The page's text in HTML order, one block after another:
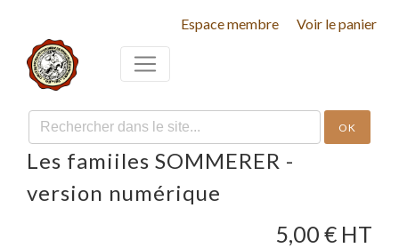
Espace membre Voir le panier
OK
Les famiiles SOMMERER -
version numérique
5,00 € HT